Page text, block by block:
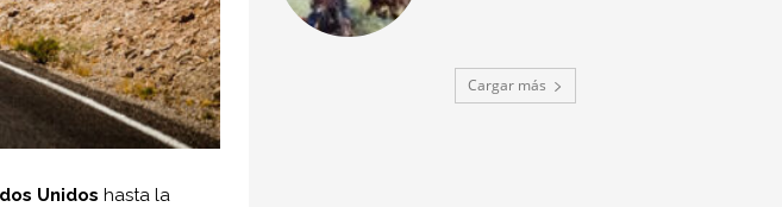
Unidos hasta la
Cargar más